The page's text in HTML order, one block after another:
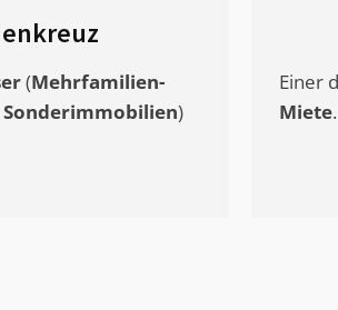
(Mehrfamilien-
Sonderimmobilien)
Einer
Miete